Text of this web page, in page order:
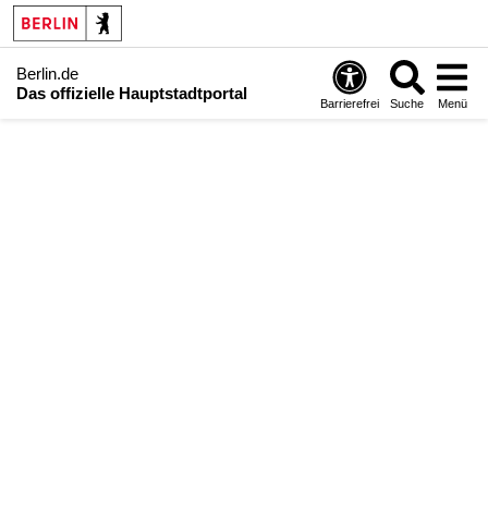
Berlin.de
Das offizielle Hauptstadtportal
Barrierefrei Suche Menü